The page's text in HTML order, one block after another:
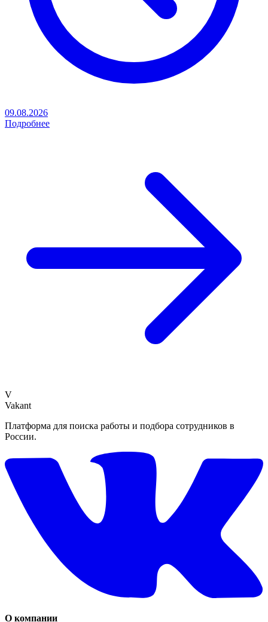
09.08.2026
Подробнее
V
Vakant
Платформа для поиска работы и подбора сотрудников в
России.
О компании